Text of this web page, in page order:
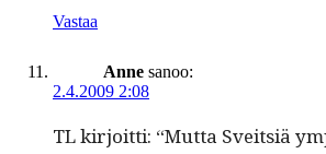
Vastaa
Anne sanoo:
2.4.2009 2:08
TL kir­joit­ti: “Mut­ta Sveit­siä